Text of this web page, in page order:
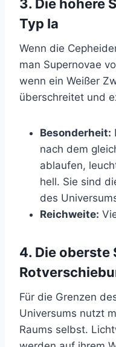
3. Die höhere
Typ Ia
Wenn die
man Supernovae
wenn ein Weißer
überschreitet und
Besonderheit:
nach dem
ablaufen,
hell. Sie sind
des
Reichweite:
4. Die oberste
Für die Grenzen
Universums nutzt
Raums selbst.